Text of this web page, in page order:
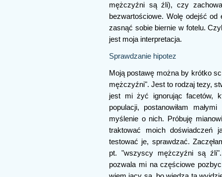
mężczyźni są źli), czy
bezwartościowe. Wolę odejść
zasnąć sobie biernie w fotelu.
jest moja interpretacja.
Sprawdzanie hipotez
Moją postawę można by krótko
mężczyźni". Jest to rodzaj tezy,
jest mi żyć ignorując facetów,
populacji, postanowiłam
myślenie o nich. Próbuję
traktować moich
testować je, sprawdzać.
pt. "wszyscy mężczyźni są
pozwala mi na częściowe